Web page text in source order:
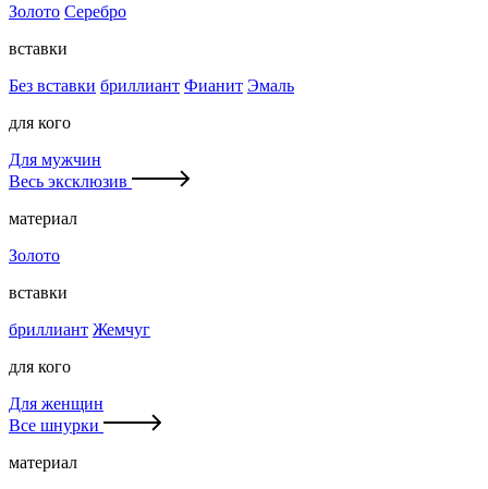
Золото Серебро
вставки
Без вставки бриллиант Фианит Эмаль
для кого
Для мужчин
Весь эксклюзив
материал
Золото
вставки
бриллиант Жемчуг
для кого
Для женщин
Все шнурки
материал